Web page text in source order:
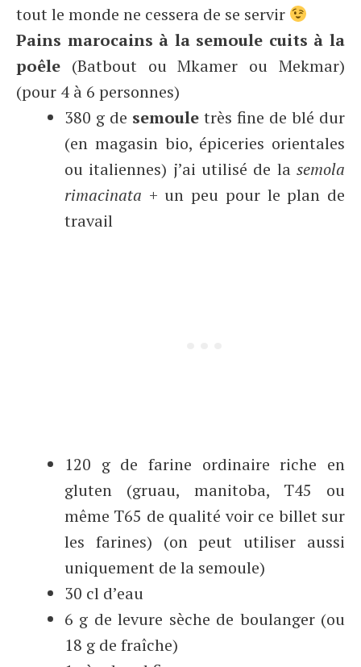
tout le monde ne cessera de se servir
Pains marocains à la semoule cuits à la
poêle (Batbout ou Mkamer ou Mekmar)
(pour 4 à 6 personnes)
380 g de semoule très fine de blé dur
(en magasin bio, épiceries orientales
ou italiennes) j’ai utilisé de la semola
rimacinata + un peu pour le plan de
travail
120 g de farine ordinaire riche en
gluten (gruau, manitoba, T45 ou
même T65 de qualité voir ce billet sur
les farines) (on peut utiliser aussi
uniquement de la semoule)
30 cl d’eau
6 g de levure sèche de boulanger (ou
18 g de fraîche)